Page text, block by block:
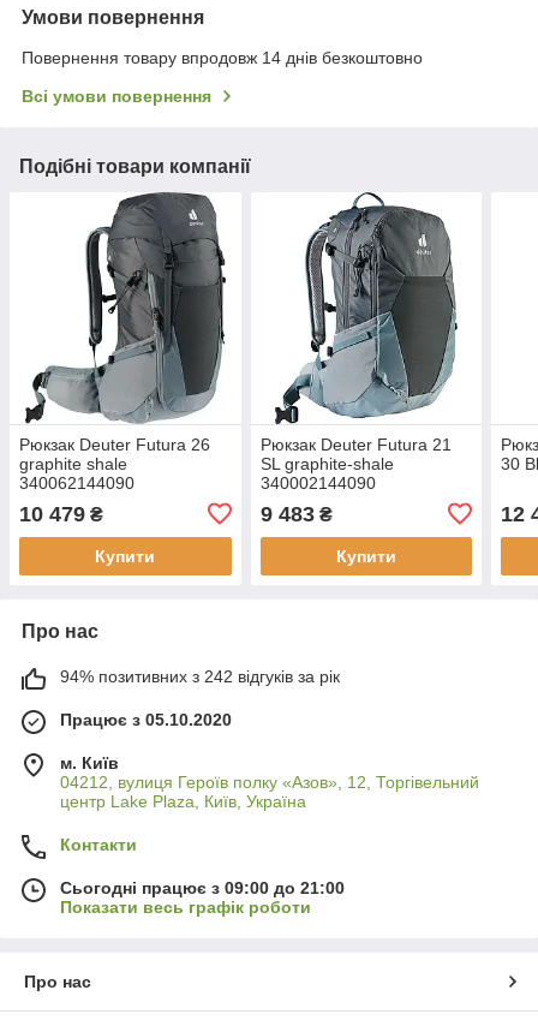
Умови повернення
Повернення товару впродовж 14 днів безкоштовно
Всі умови повернення
Подібні товари компанії
Рюкзак Deuter Futura 26
graphite shale
340062144090
10 479 ₴
Купити
Рюкзак Deuter Futura 21
SL graphite-shale
340002144090
9 483₴
Купити
30
12
Про нас
94% позитивних з 242 відгуків за рік
Працює з 05.10.2020
м. Київ
04212, вулиця Героїв полку «Азов», 12, Торгівельний
центр Lake Plaza, Київ, Україна
Контакти
Сьогодні працює з 09:00 до 21:00
Показати весь графік роботи
Про нас